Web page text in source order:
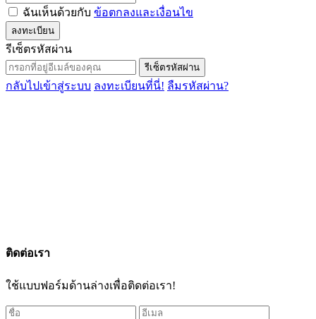
ฉันเห็นด้วยกับ ข้อตกลงและเงื่อนไข
ลงทะเบียน
รีเซ็ตรหัสผ่าน
รีเซ็ตรหัสผ่าน
กลับไปเข้าสู่ระบบ ลงทะเบียนที่นี่! ลืมรหัสผ่าน?
ติดต่อเรา
ใช้แบบฟอร์มด้านล่างเพื่อติดต่อเรา!